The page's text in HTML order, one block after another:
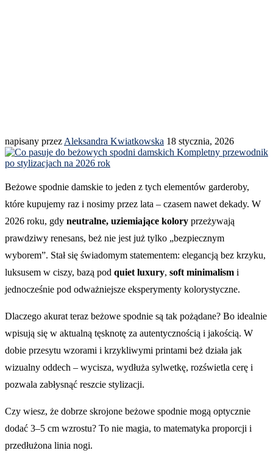
napisany przez Aleksandra Kwiatkowska 18 stycznia, 2026
Beżowe spodnie damskie to jeden z tych elementów garderoby,
które kupujemy raz i nosimy przez lata – czasem nawet dekady. W
2026 roku, gdy neutralne, uziemiające kolory przeżywają
prawdziwy renesans, beż nie jest już tylko „bezpiecznym
wyborem”. Stał się świadomym statementem: elegancją bez krzyku,
luksusem w ciszy, bazą pod quiet luxury, soft minimalism i
jednocześnie pod odważniejsze eksperymenty kolorystyczne.
Dlaczego akurat teraz beżowe spodnie są tak pożądane? Bo idealnie
wpisują się w aktualną tęsknotę za autentycznością i jakością. W
dobie przesytu wzorami i krzykliwymi printami beż działa jak
wizualny oddech – wycisza, wydłuża sylwetkę, rozświetla cerę i
pozwala zabłysnąć reszcie stylizacji.
Czy wiesz, że dobrze skrojone beżowe spodnie mogą optycznie
dodać 3–5 cm wzrostu? To nie magia, to matematyka proporcji i
przedłużona linia nogi.